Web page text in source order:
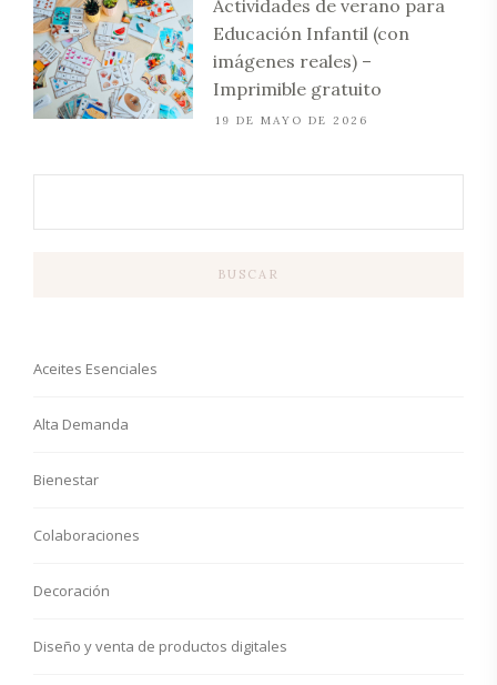
Actividades de verano para
Educación Infantil (con
imágenes reales) –
Imprimible gratuito
19 DE MAYO DE 2026
BUSCAR
Aceites Esenciales
Alta Demanda
Bienestar
Colaboraciones
Decoración
Diseño y venta de productos digitales